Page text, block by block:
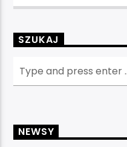
SZUKAJ
NEWSY